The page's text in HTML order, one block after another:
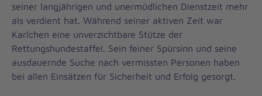
seiner langjährigen und unermüdlichen Dienstzeit mehr
als verdient hat. Während seiner aktiven Zeit war
Karlchen eine unverzichtbare Stütze der
Rettungshundestaffel. Sein feiner Spürsinn und seine
ausdauernde Suche nach vermissten Personen haben
bei allen Einsätzen für Sicherheit und Erfolg gesorgt.